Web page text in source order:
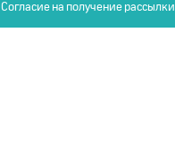
Согласие на получение рассылки